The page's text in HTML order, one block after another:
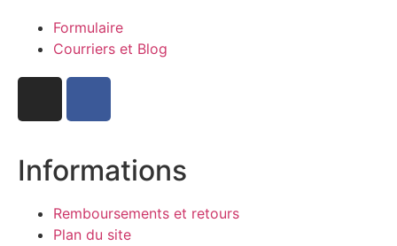
Formulaire
Courriers et Blog
Informations
Remboursements et retours
Plan du site